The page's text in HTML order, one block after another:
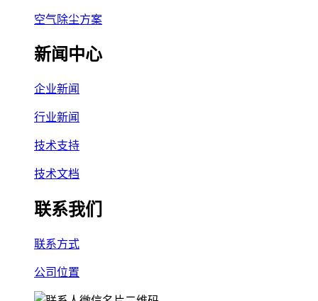
空气除尘方案
新闻中心
企业新闻
行业新闻
技术支持
技术文档
联系我们
联系方式
公司位置